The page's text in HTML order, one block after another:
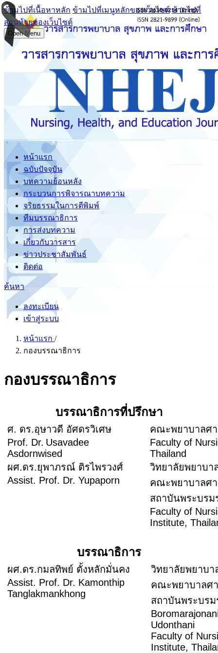
ข้ามไปที่เนื้อหาหลัก ข้ามไปที่เมนูหลักของเว็บไซต์ ข้ามไปที่
ส่วนท้ายของเว็บไซต์
Open Menu
หน้าแรก
ฉบับปัจจุบัน
บทความย้อนหลัง
กระบวนการพิจารณาบทความ
จริยธรรมในการตีพิมพ์
ทีมบรรณาธิการ
การส่งบทความ
เกี่ยวกับวารสาร
ข่าวประชาสัมพันธ์
ติดต่อ
ค้นหา
ลงทะเบียน
เข้าสู่ระบบ
หน้าแรก /
กองบรรณาธิการ
กองบรรณาธิการ
บรรณาธิการที่ปรึกษา
ศ. ดร.อุษาวดี อัศดรวิเศษ
Prof. Dr. Usavadee
Asdornwised
คณะพยาบาลศ
Faculty of
Thailand
ผศ.ดร.ยุพาภรณ์ ติรไพรวงศ์
Assist. Prof. Dr. Yupaporn
วิทยาลัยพยาบ
คณะพยาบาลศ
สถาบันพระบร
Faculty of
Institute,
บรรณาธิการ
ผศ.ดร.กมลทิพย์ ตั้งหลักมั่นคง
Assist. Prof. Dr. Kamonthip
Tanglakmankhong
วิทยาลัยพยาบ
คณะพยาบาลศ
สถาบันพระบร
Udonthani
Faculty of
Institute,